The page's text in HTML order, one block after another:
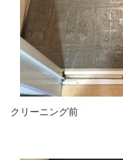
クリーニング前